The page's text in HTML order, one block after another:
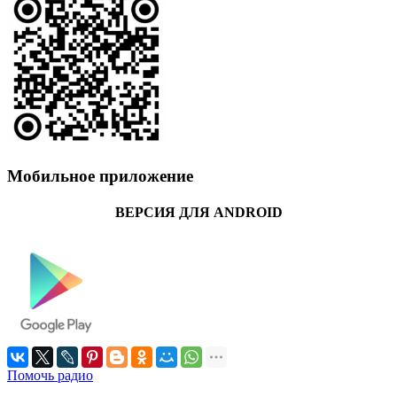
Мобильное приложение
ВЕРСИЯ ДЛЯ ANDROID
Помочь радио